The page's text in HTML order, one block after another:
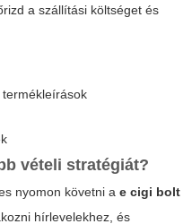
a szállítási költséget és
vételi stratégiát?
nyomon követni a e cigi bolt
hírlevelekhez, és